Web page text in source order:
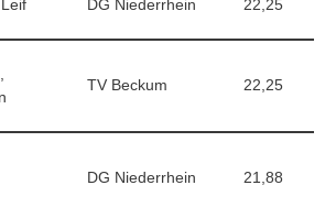
DG Niederrhein 22,25
TV Beckum 22,25
DG Niederrhein 21,88